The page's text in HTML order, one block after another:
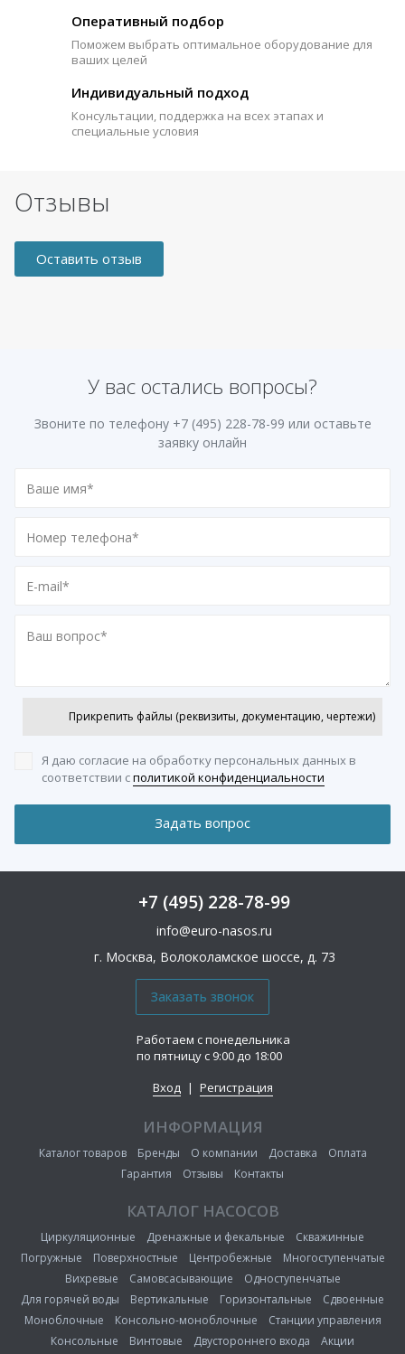
Оперативный подбор
Поможем выбрать оптимальное оборудование для
ваших целей
Индивидуальный подход
Консультации, поддержка на всех этапах и
специальные условия
Отзывы
Оставить отзыв
У вас остались вопросы?
Звоните по телефону +7 (495) 228-78-99 или оставьте
заявку онлайн
Прикрепить файлы (реквизиты, документацию, чертежи)
Я даю согласие на обработку персональных данных в
соответствии сполитикой конфиденциальности
+7 (495) 228-78-99
info@euro-nasos.ru
г. Москва, Волоколамское шоссе, д. 73
Работаем с понедельника
по пятницу с 9:00 до 18:00
Вход | Регистрация
ИНФОРМАЦИЯ
Каталог товаров Бренды О компании Доставка
Оплата
Гарантия
Отзывы Контакты
КАТАЛОГ НАСОСОВ
Циркуляционные Дренажные и фекальные
Скважинные
Погружные
Поверхностные Центробежные
Многоступенчатые
Вихревые
Самовсасывающие
Одноступенчатые
Для горячей воды
Вертикальные Горизонтальные
Сдвоенные
Моноблочные
Консольно-моноблочные
Станции управления
Консольные
Винтовые Двустороннего входа Акции